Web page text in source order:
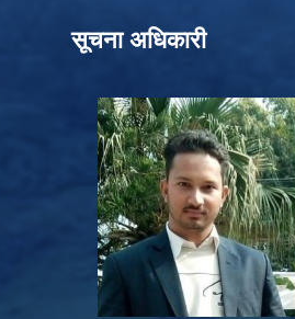
सूचना अधिकारी